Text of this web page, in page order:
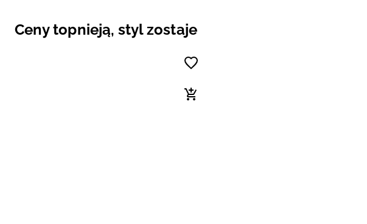
Ceny topnieją, styl zostaje